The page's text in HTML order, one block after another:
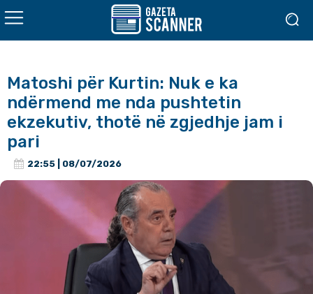
Matoshi për Kurtin: Nuk e ka
ndërmend me nda pushtetin
ekzekutiv, thotë në zgjedhje jam i
pari
22:55 | 08/07/2026